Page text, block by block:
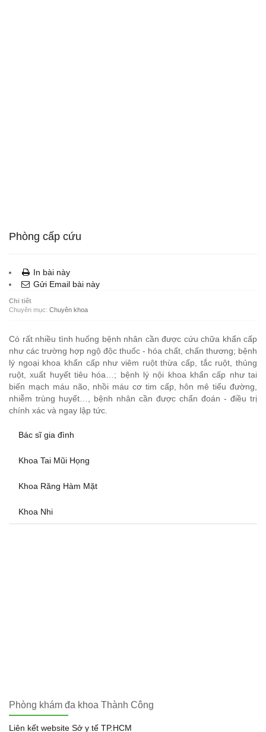
Phòng cấp cứu
In bài này
Gửi Email bài này
Chi tiết
Chuyên mục: Chuyên khoa
Có rất nhiều tình huống bệnh nhân cần được cứu chữa khẩn cấp
như các trường hợp ngộ độc thuốc - hóa chất, chấn thương; bệnh
lý ngoại khoa khẩn cấp như viêm ruột thừa cấp, tắc ruột, thủng
ruột, xuất huyết tiêu hóa…; bệnh lý nội khoa khẩn cấp như tai
biến mạch máu não, nhồi máu cơ tim cấp, hôn mê tiểu đường,
nhiễm trùng huyết…, bệnh nhân cần được chẩn đoán - điều trị
chính xác và ngay lập tức.
Bác sĩ gia đình
Khoa Tai Mũi Họng
Khoa Răng Hàm Mặt
Khoa Nhi
Phòng khám đa khoa Thành Công
Liên kết website Sở y tế TP.HCM